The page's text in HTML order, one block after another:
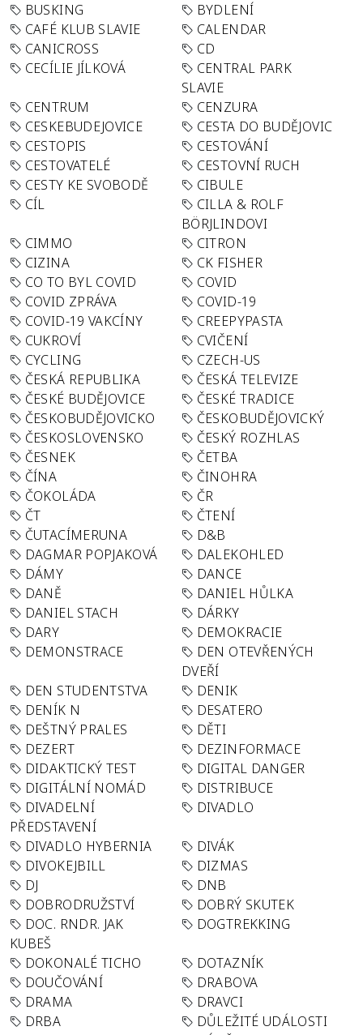
BUSKING
BYDLENÍ
CAFÉ KLUB SLAVIE
CALENDAR
CANICROSS
CD
CECÍLIE JÍLKOVÁ
CENTRAL PARK
SLAVIE
CENTRUM
CENZURA
CESKEBUDEJOVICE
CESTA DO BUDĚJOVIC
CESTOPIS
CESTOVÁNÍ
CESTOVATELÉ
CESTOVNÍ RUCH
CESTY KE SVOBODĚ
CIBULE
CÍL
CILLA & ROLF
BÖRJLINDOVI
CIMMO
CITRON
CIZINA
CK FISHER
CO TO BYL COVID
COVID
COVID ZPRÁVA
COVID-19
COVID-19 VAKCÍNY
CREEPYPASTA
CUKROVÍ
CVIČENÍ
CYCLING
CZECH-US
ČESKÁ REPUBLIKA
ČESKÁ TELEVIZE
ČESKÉ BUDĚJOVICE
ČESKÉ TRADICE
ČESKOBUDĚJOVICKO
ČESKOBUDĚJOVICKÝ
ČESKOSLOVENSKO
ČESKÝ ROZHLAS
ČESNEK
ČETBA
ČÍNA
ČINOHRA
ČOKOLÁDA
ČR
ČT
ČTENÍ
ČUTACÍMERUNA
D&B
DAGMAR POPJAKOVÁ
DALEKOHLED
DÁMY
DANCE
DANĚ
DANIEL HŮLKA
DANIEL STACH
DÁRKY
DARY
DEMOKRACIE
DEMONSTRACE
DEN OTEVŘENÝCH
DVEŘÍ
DEN STUDENTSTVA
DENIK
DENÍK N
DESATERO
DEŠTNÝ PRALES
DĚTI
DEZERT
DEZINFORMACE
DIDAKTICKÝ TEST
DIGITAL DANGER
DIGITÁLNÍ NOMÁD
DISTRIBUCE
DIVADELNÍ
PŘEDSTAVENÍ
DIVADLO
DIVADLO HYBERNIA
DIVÁK
DIVOKEJBILL
DIZMAS
DJ
DNB
DOBRODRUŽSTVÍ
DOBRÝ SKUTEK
DOC. RNDR. JAK
KUBEŠ
DOGTREKKING
DOKONALÉ TICHO
DOTAZNÍK
DOUČOVÁNÍ
DRABOVA
DRAMA
DRAVCI
DRBA
DŮLEŽITÉ UDÁLOSTI